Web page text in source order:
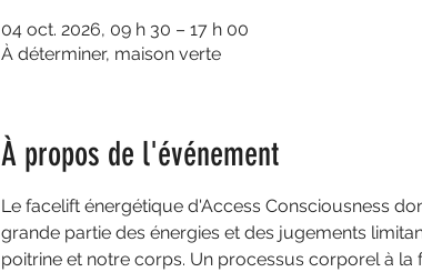
04 oct. 2026, 09 h 30 – 17 h 00
À déterminer, maison verte
À propos de l'événement
Le facelift énergétique d'Access Consciousness
grande partie des énergies et des jugements
poitrine et notre corps. Un processus corporel à